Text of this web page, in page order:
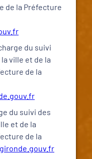
de la Préfecture
du suivi
ville et de la
de la
du suivi des
et de la
de la